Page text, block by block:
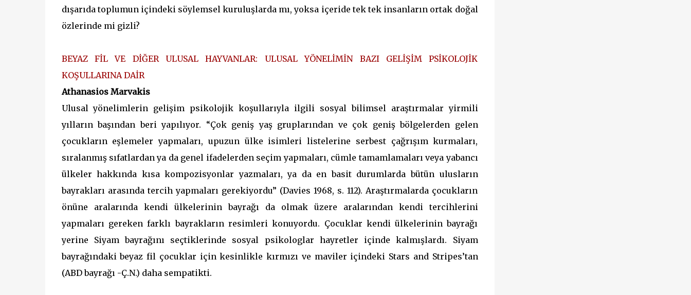
dışarıda toplumun içindeki söylemsel kuruluşlarda mı, yoksa içeride tek tek insanların ortak doğal
özlerinde mi gizli?
BEYAZ FİL VE DİĞER ULUSAL HAYVANLAR: ULUSAL YÖNELİMİN BAZI GELİŞİM PSİKOLOJİK
KOŞULLARINA DAİR
Athanasios Marvakis
Ulusal yönelimlerin gelişim psikolojik koşullarıyla ilgili sosyal bilimsel araştırmalar yirmili
yılların başından beri yapılıyor. “Çok geniş yaş gruplarından ve çok geniş bölgelerden gelen
çocukların eşlemeler yapmaları, upuzun ülke isimleri listelerine serbest çağrışım kurmaları,
sıralanmış sıfatlardan ya da genel ifadelerden seçim yapmaları, cümle tamamlamaları veya yabancı
ülkeler hakkında kısa kompozisyonlar yazmaları, ya da en basit durumlarda bütün ulusların
bayrakları arasında tercih yapmaları gerekiyordu” (Davies 1968, s. 112). Araştırmalarda çocukların
önüne aralarında kendi ülkelerinin bayrağı da olmak üzere aralarından kendi tercihlerini
yapmaları gereken farklı bayrakların resimleri konuyordu. Çocuklar kendi ülkelerinin bayrağı
yerine Siyam bayrağını seçtiklerinde sosyal psikologlar hayretler içinde kalmışlardı. Siyam
bayrağındaki beyaz fil çocuklar için kesinlikle kırmızı ve maviler içindeki Stars and Stripes’tan
(ABD bayrağı -Ç.N.) daha sempatikti.